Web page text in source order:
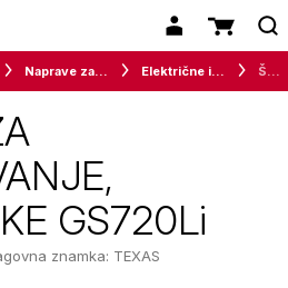
Naprave za vrt in okolico Električne in akumulatorske škarje
GS720Li
znamka: TEXAS